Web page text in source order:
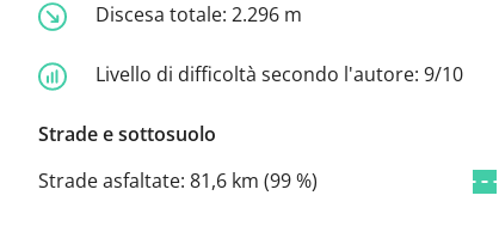
Discesa totale: 2.296 m
Livello di difficoltà secondo l'autore: 9/10
Strade e sottosuolo
Strade asfaltate: 81,6 km (99 %)